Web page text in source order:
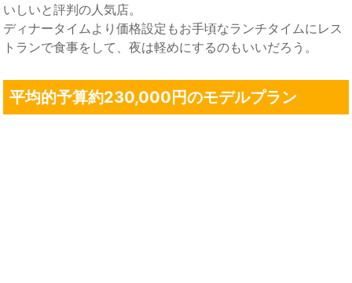
いしいと評判の人気店。
ディナータイムより価格設定もお手頃なランチタイムにレス
トランで食事をして、夜は軽めにするのもいいだろう。
平均的予算約230,000円のモデルプラン